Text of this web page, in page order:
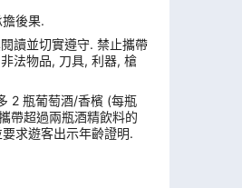
後果.
讀並切實遵守. 禁止攜帶
法物品, 刀具, 利器, 槍
2 瓶葡萄酒/香檳 (每瓶
帶超過兩瓶酒精飲料的
求遊客出示年齡證明.